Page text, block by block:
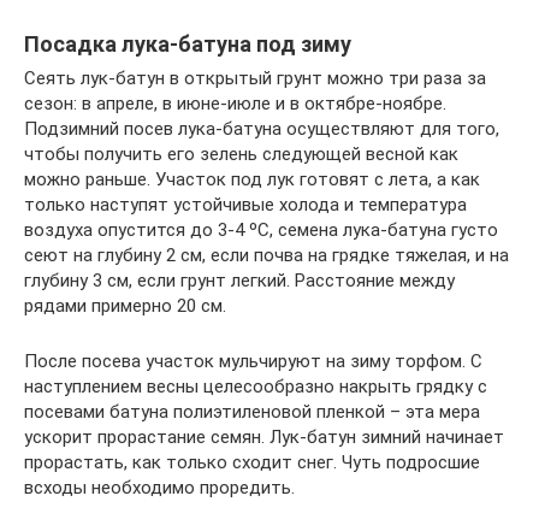
Посадка лука-батуна под зиму
Сеять лук-батун в открытый грунт можно три раза за
сезон: в апреле, в июне-июле и в октябре-ноябре.
Подзимний посев лука-батуна осуществляют для того,
чтобы получить его зелень следующей весной как
можно раньше. Участок под лук готовят с лета, а как
только наступят устойчивые холода и температура
воздуха опустится до 3-4 ºC, семена лука-батуна густо
сеют на глубину 2 см, если почва на грядке тяжелая, и на
глубину 3 см, если грунт легкий. Расстояние между
рядами примерно 20 см.
После посева участок мульчируют на зиму торфом. С
наступлением весны целесообразно накрыть грядку с
посевами батуна полиэтиленовой пленкой – эта мера
ускорит прорастание семян. Лук-батун зимний начинает
прорастать, как только сходит снег. Чуть подросшие
всходы необходимо проредить.